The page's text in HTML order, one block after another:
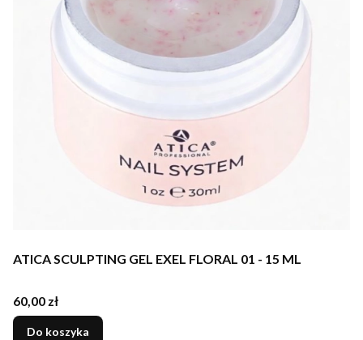
ATICA SCULPTING GEL EXEL FLORAL 01 - 15 ML
Cena
60,00 zł
Do koszyka